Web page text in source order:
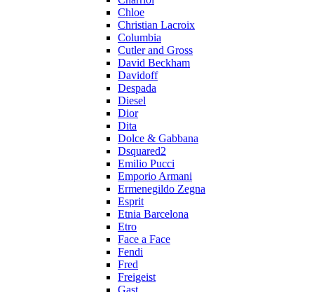
Chloe
Christian Lacroix
Columbia
Cutler and Gross
David Beckham
Davidoff
Despada
Diesel
Dior
Dita
Dolce & Gabbana
Dsquared2
Emilio Pucci
Emporio Armani
Ermenegildo Zegna
Esprit
Etnia Barcelona
Etro
Face a Face
Fendi
Fred
Freigeist
Gast